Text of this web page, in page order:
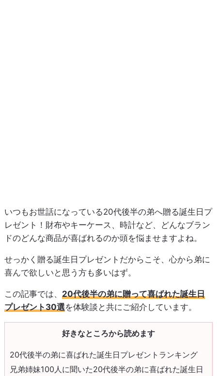
いつもお世話になっている20代後半の弟へ贈る誕生日プ
レゼント！財布やキーケース、時計など、どんなブラン
ドのどんな商品が喜ばれるのか頭を悩ませますよね。
せっかく贈る誕生日プレゼントだからこそ、心から弟に
喜んで欲しいと思う方も多いはず。
この記事では、 20代後半の弟に贈って喜ばれた誕生日
プレゼント30選を体験談と共にご紹介しています。
好きなところから読めます
20代後半の弟に喜ばれた誕生日プレゼントランキング
兄弟姉妹100人に聞いた20代後半の弟に喜ばれた誕生日